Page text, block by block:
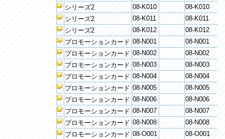
シリーズ2
08-K010
08-K010
シリーズ2
08-K011
08-K011
シリーズ2
08-K012
08-K012
プロモーションカード 08-N001
08-N001
プロモーションカード 08-N002
08-N002
プロモーションカード 08-N003
08-N003
プロモーションカード 08-N004
08-N004
プロモーションカード 08-N005
08-N005
プロモーションカード 08-N006
08-N006
プロモーションカード 08-N007
08-N007
プロモーションカード 08-N008
08-N008
プロモーションカード 08-O001
08-O001